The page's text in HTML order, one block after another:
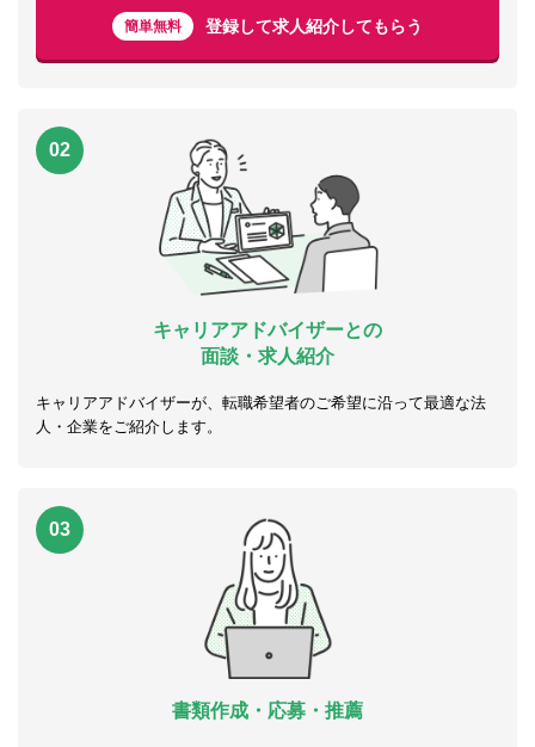
簡単無料 登録して求人紹介してもらう
02
キャリアアドバイザーとの
面談・求人紹介
キャリアアドバイザーが、転職希望者のご希望に沿って最適な法
人・企業をご紹介します。
03
書類作成・応募・推薦